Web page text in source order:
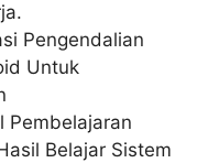
Pengendalian
Untuk
Pembelajaran
Belajar Sistem